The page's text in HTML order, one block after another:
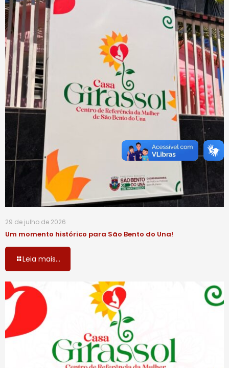
29 de julho de 2026
Um momento histórico para São Bento do Una!
Leia mais...